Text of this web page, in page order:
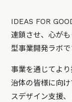
IDEAS FOR
連鎖させ、心が
型事業開発ラボで
事業を通じてよ
治体の皆様に向
スデザイン支援